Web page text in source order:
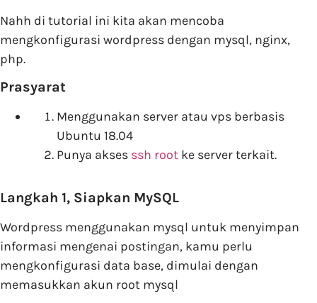
Nahh di tutorial ini kita akan mencoba
mengkonfigurasi wordpress dengan mysql, nginx,
php.
Prasyarat
Menggunakan server atau vps berbasis
Ubuntu 18.04
Punya akses ssh root ke server terkait.
Langkah 1, Siapkan MySQL
Wordpress menggunakan mysql untuk menyimpan
informasi mengenai postingan, kamu perlu
mengkonfigurasi data base, dimulai dengan
memasukkan akun root mysql